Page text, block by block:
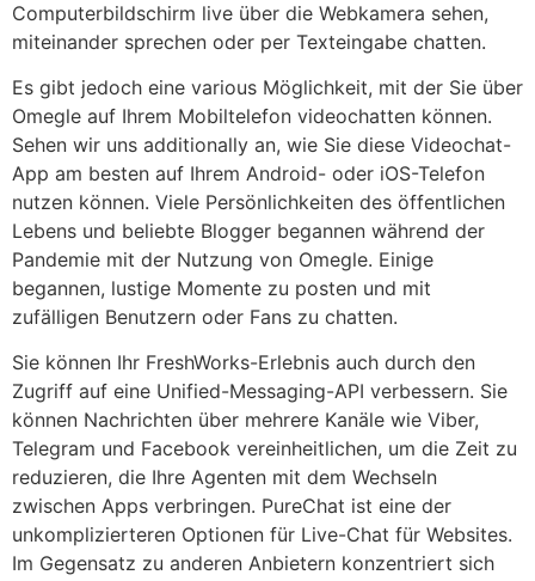
Computerbildschirm live über die Webkamera sehen,
miteinander sprechen oder per Texteingabe chatten.
Es gibt jedoch eine various Möglichkeit, mit der Sie über
Omegle auf Ihrem Mobiltelefon videochatten können.
Sehen wir uns additionally an, wie Sie diese Videochat-
App am besten auf Ihrem Android- oder iOS-Telefon
nutzen können. Viele Persönlichkeiten des öffentlichen
Lebens und beliebte Blogger begannen während der
Pandemie mit der Nutzung von Omegle. Einige
begannen, lustige Momente zu posten und mit
zufälligen Benutzern oder Fans zu chatten.
Sie können Ihr FreshWorks-Erlebnis auch durch den
Zugriff auf eine Unified-Messaging-API verbessern. Sie
können Nachrichten über mehrere Kanäle wie Viber,
Telegram und Facebook vereinheitlichen, um die Zeit zu
reduzieren, die Ihre Agenten mit dem Wechseln
zwischen Apps verbringen. PureChat ist eine der
unkomplizierteren Optionen für Live-Chat für Websites.
Im Gegensatz zu anderen Anbietern konzentriert sich